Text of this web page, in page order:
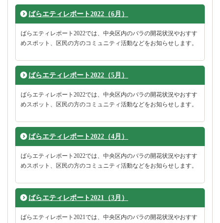
ばらエティレポート2022（6月）
ばらエティレポート2022では、中央区内のバラの開花状況やおすす
めスポット、区民の方のコミュニティ活動などをお知らせします。
ばらエティレポート2022（5月）
ばらエティレポート2022では、中央区内のバラの開花状況やおすす
めスポット、区民の方のコミュニティ活動などをお知らせします。
ばらエティレポート2022（4月）
ばらエティレポート2022では、中央区内のバラの開花状況やおすす
めスポット、区民の方のコミュニティ活動などをお知らせします。
ばらエティレポート2021（3月）
ばらエティレポート2021では、中央区内のバラの開花状況やおすす